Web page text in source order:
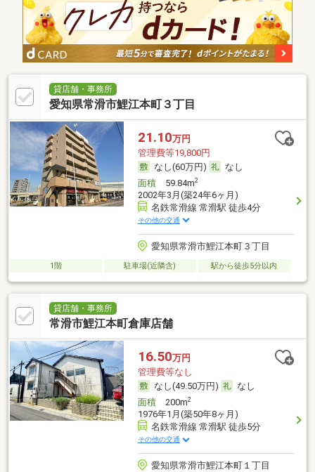
貸店舗・事務所
愛知県常滑市鯉江本町３丁目
21.10万円
管理費等19,800円
なし(60万円)
なし
面積59.84m2
2002年3月(築24年6ヶ月)
名鉄常滑線 常滑駅 徒歩4分
その他の交通
愛知県常滑市鯉江本町３丁目
1階 駐車場(近隣含) 駅から徒歩5分以内
貸店舗・事務所
常滑市鯉江本町倉庫店舗
16.50万円
管理費等なし
なし(49.50万円)
なし
面積200m2
1976年1月(築50年8ヶ月)
名鉄常滑線 常滑駅 徒歩5分
その他の交通
愛知県常滑市鯉江本町１丁目